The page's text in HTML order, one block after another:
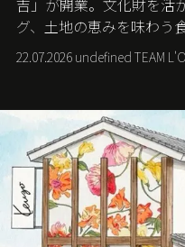
吉」が開業。文化財を活
グ、土地の恵みを味わう
ちに深く滞在する旅を提
22.07.2026 undefined TEAM